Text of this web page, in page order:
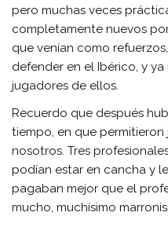
pero muchas veces
completamente nuevos
que venían como
defender en el Ibérico, y
jugadores de ellos.
Recuerdo que después
tiempo, en que
nosotros. Tres
podían estar en cancha y
pagaban mejor que el
mucho, muchísimo